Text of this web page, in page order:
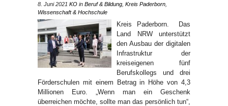
8. Juni 2021 KO in Beruf & Bildung Kreis Paderborn
Wissenschaft & Hochschule
Kreis Paderborn. Das
Land NRW unterstützt
den Ausbau der digitalen
Infrastruktur der
kreiseigenen fünf
Berufskollegs und drei
Förderschulen mit einem Betrag in Höhe von 4,3
Millionen Euro. „Wenn man ein Geschenk
überreichen möchte, sollte man das persönlich tun“,